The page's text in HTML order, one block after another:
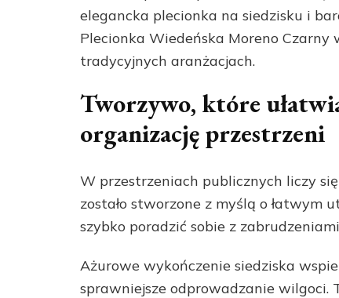
elegancka plecionka na siedzisku i
Plecionka Wiedeńska Moreno
tradycyjnych aranżacjach.
Tworzywo, które
organizację przestrzeni
W przestrzeniach publicznych liczy
zostało stworzone z myślą o
szybko poradzić sobie z
Ażurowe wykończenie siedziska
sprawniejsze odprowadzanie wilgoci.